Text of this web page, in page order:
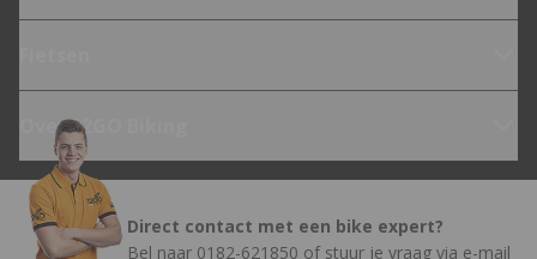
Over 12GO Biking
Direct contact met een bike expert?
Bel naar 0182-621850 of stuur je vraag via e-mail